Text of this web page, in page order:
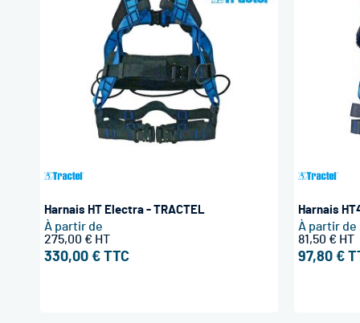
Harnais HT Electra - TRACTEL
À partir de
330,00 €
275,00 €
Harnais
À partir de
97,80 €
81,50 €